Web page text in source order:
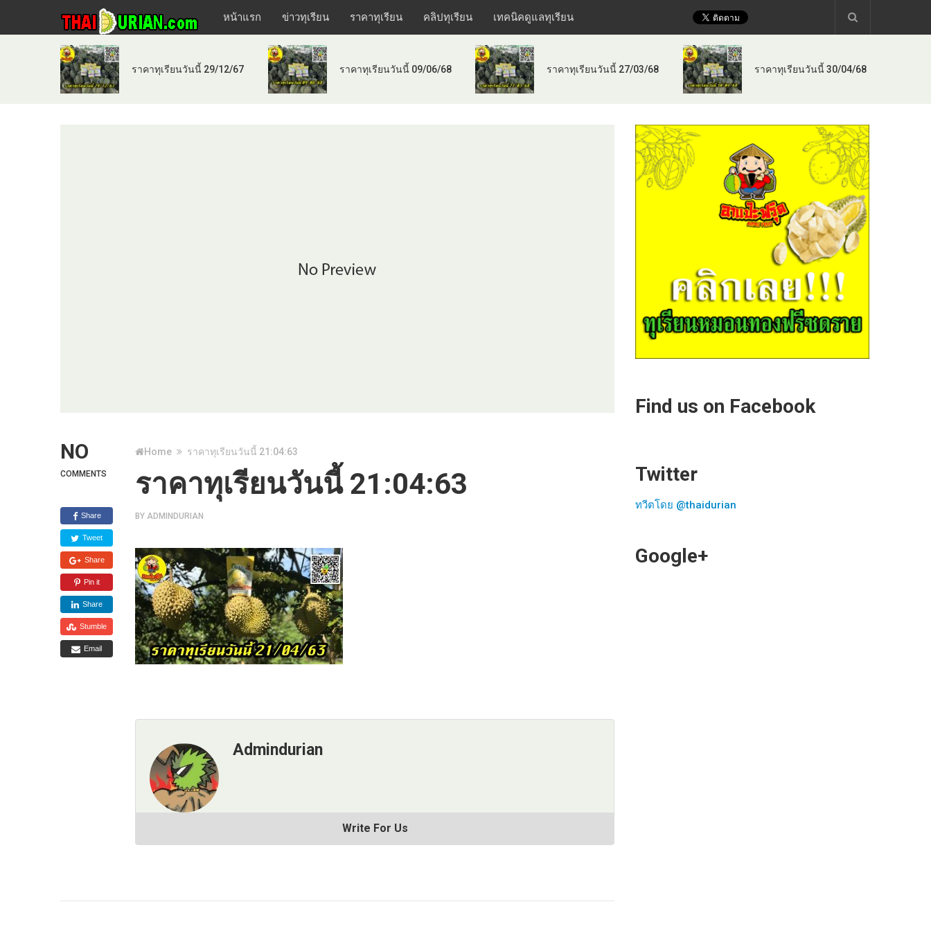
หน้าแรก ข่าวทุเรียน ราคาทุเรียน คลิปทุเรียน เทคนิคดูแลทุเรียน
ราคาทุเรียนวันนี้ 29/12/67 ราคาทุเรียนวันนี้ 09/06/68 ราคาทุเรียนวันนี้ 27/03/68 ราคาทุเรียนวันนี้ 30/04/68
NO
COMMENTS
Share
Tweet
Share
Pin it
Share
Stumble
Email
Home ราคาทุเรียนวันนี้ 21:04:63
ราคาทุเรียนวันนี้ 21:04:63
BY ADMINDURIAN
Admindurian
Write For Us
Find us on Facebook
Twitter
ทวีตโดย @thaidurian
Google+